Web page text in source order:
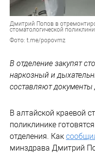
Дмитрий Попов в
стоматологической
Фото: t.me/popovmz
В отделение закупят
наркозный и
составляют документы
В алтайской краевой
поликлинике
отделения. Как
минздрава Дмитрий